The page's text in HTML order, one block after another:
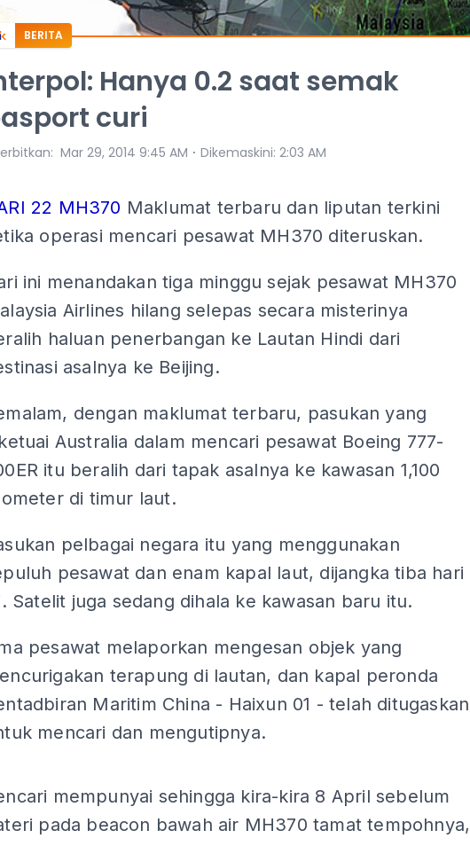
BERITA
Hanya 0.2 saat semak
curi
: Mar 29, 2014 9:45 AM ⋅ Dikemaskini: 2:03 AM
22 MH370 Maklumat terbaru dan liputan terkini
operasi mencari pesawat MH370 diteruskan.
ini menandakan tiga minggu sejak pesawat MH370
Airlines hilang selepas secara misterinya
haluan penerbangan ke Lautan Hindi dari
asalnya ke Beijing.
dengan maklumat terbaru, pasukan yang
Australia dalam mencari pesawat Boeing 777-
itu beralih dari tapak asalnya ke kawasan 1,100
di timur laut.
pelbagai negara itu yang menggunakan
pesawat dan enam kapal laut, dijangka tiba hari
Satelit juga sedang dihala ke kawasan baru itu.
pesawat melaporkan mengesan objek yang
terapung di lautan, dan kapal peronda
Maritim China - Haixun 01 - telah ditugaskan
mencari dan mengutipnya.
mempunyai sehingga kira-kira 8 April sebelum
pada beacon bawah air MH370 tamat tempohnya,